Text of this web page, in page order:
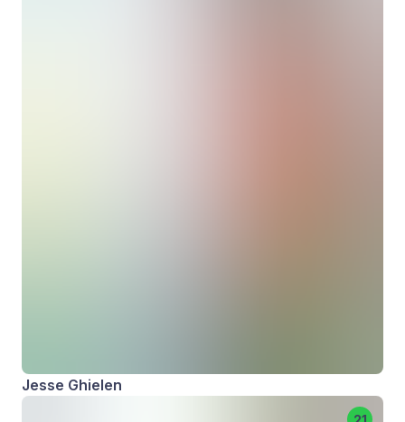
Jesse Ghielen